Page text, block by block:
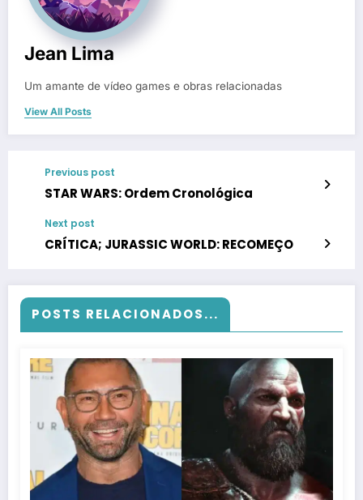
Jean Lima
Um amante de vídeo games e obras relacionadas
View All Posts
Previous post
STAR WARS: Ordem Cronológica
Next post
CRÍTICA; JURASSIC WORLD: RECOMEÇO
POSTS RELACIONADOS...